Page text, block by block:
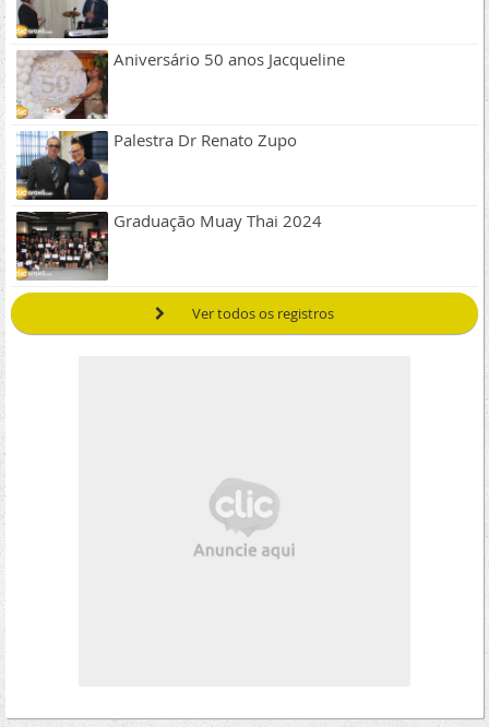
Aniversário 50 anos Jacqueline
Palestra Dr Renato Zupo
Graduação Muay Thai 2024
Ver todos os registros